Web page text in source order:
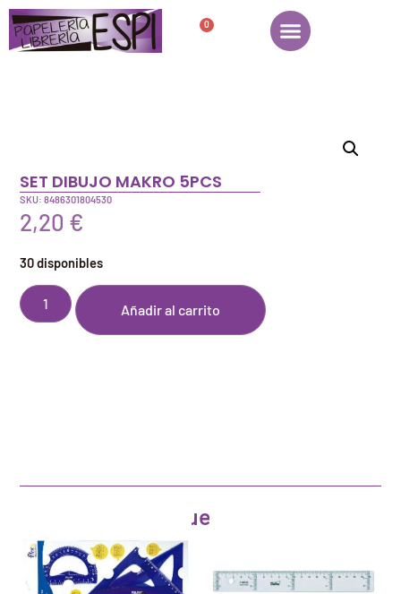
0
SET DIBUJO MAKRO 5PCS
SKU: 8486301804530
2,20 €
30 disponibles
Añadir al carrito
Artículos que pueden interesarte